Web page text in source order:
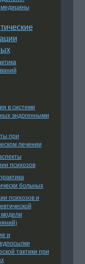
в системе
эндогенными
при
лечении
психозов
больных
психозов и
модели
и
тактики при